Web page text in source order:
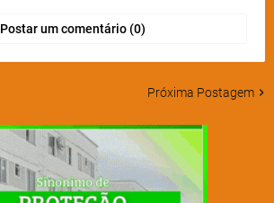
Postar um comentário (0)
Próxima Postagem